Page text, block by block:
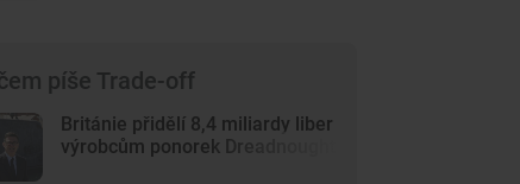
píše Trade-off
Británie přidělí 8,4 miliardy liber
výrobcům ponorek Dreadnought